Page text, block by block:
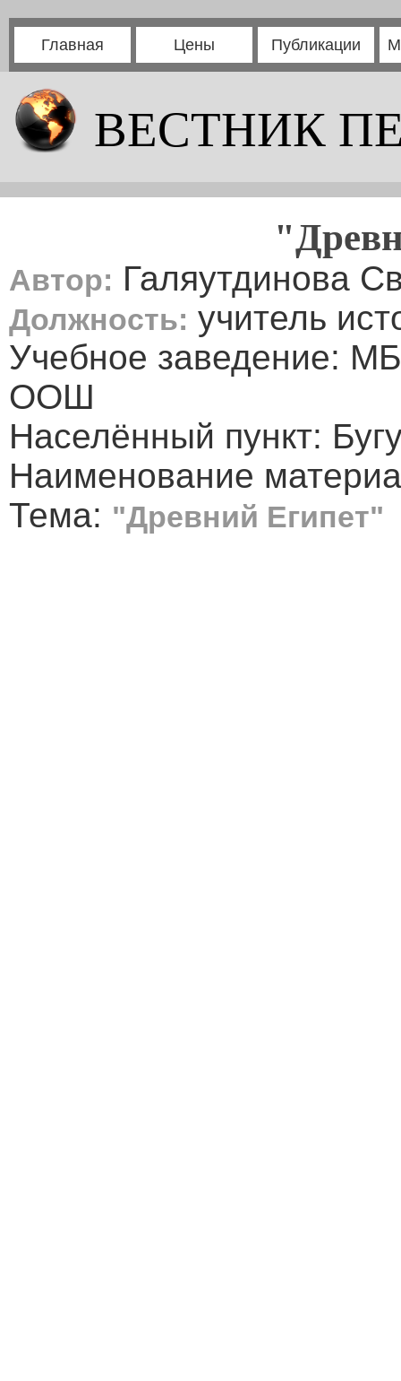
Главная Цены Публикации
ВЕСТНИК
Автор: Галяутдинова
Должность: учитель
Учебное заведение:
ООШ
Населённый пункт:
Наименование
Тема: "Древний Египет"